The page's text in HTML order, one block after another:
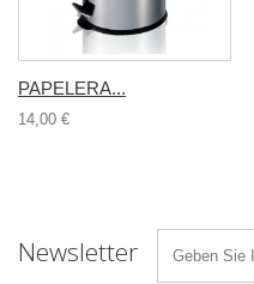
PAPELERA...
14,00 €
Newsletter